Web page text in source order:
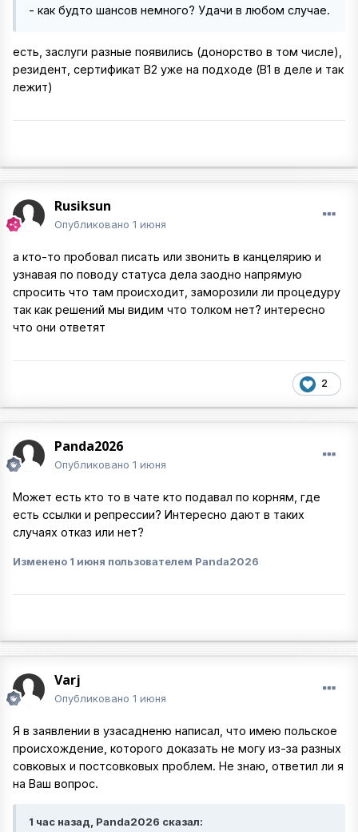
- как будто шансов немного? Удачи в любом случае.
есть, заслуги разные появились (донорство в том числе),
резидент, сертификат B2 уже на подходе (B1 в деле и так
лежит)
Rusiksun
Опубликовано 1 июня
а кто-то пробовал писать или звонить в канцелярию и
узнавая по поводу статуса дела заодно напрямую
спросить что там происходит, заморозили ли процедуру
так как решений мы видим что толком нет? интересно
что они ответят
2
Panda2026
Опубликовано 1 июня
Может есть кто то в чате кто подавал по корням, где
есть ссылки и репрессии? Интересно дают в таких
случаях отказ или нет?
Изменено 1 июня пользователем Panda2026
Varj
Опубликовано 1 июня
Я в заявлении в узасадненю написал, что имею польское
происхождение, которого доказать не могу из-за разных
совковых и постсовковых проблем. Не знаю, ответил ли я
на Ваш вопрос.
1 час назад, Panda2026 сказал: